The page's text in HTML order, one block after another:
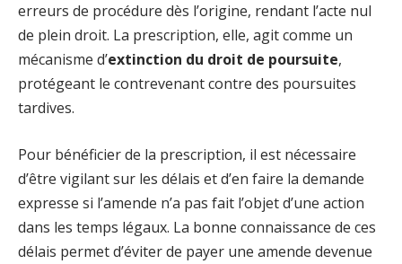
erreurs de procédure dès l’origine, rendant l’acte nul
de plein droit. La prescription, elle, agit comme un
mécanisme d’extinction du droit de poursuite,
protégeant le contrevenant contre des poursuites
tardives.
Pour bénéficier de la prescription, il est nécessaire
d’être vigilant sur les délais et d’en faire la demande
expresse si l’amende n’a pas fait l’objet d’une action
dans les temps légaux. La bonne connaissance de ces
délais permet d’éviter de payer une amende devenue